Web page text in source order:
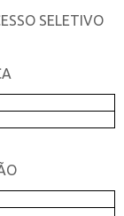
SELETIVO